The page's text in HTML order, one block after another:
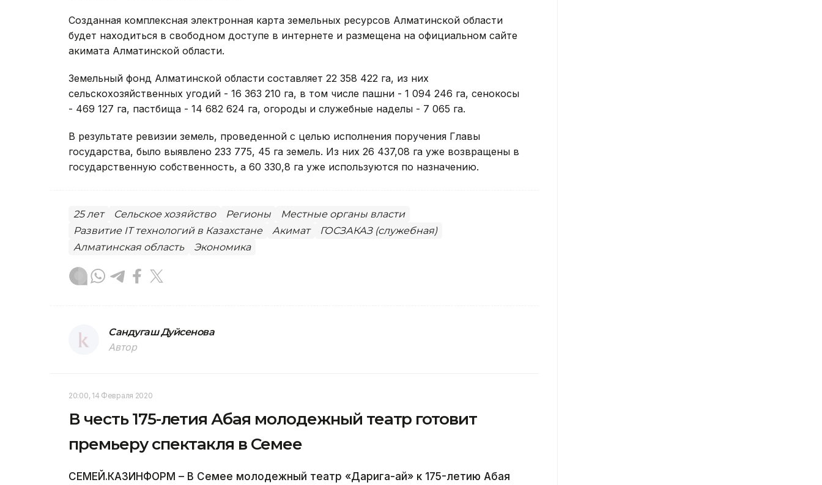
Созданная комплексная электронная карта земельных ресурсов Алматинской области
будет находиться в свободном доступе в интернете и размещена на официальном сайте
акимата Алматинской области.
Земельный фонд Алматинской области составляет 22 358 422 га, из них
сельскохозяйственных угодий - 16 363 210 га, в том числе пашни - 1 094 246 га, сенокосы
- 469 127 га, пастбища - 14 682 624 га, огороды и служебные наделы - 7 065 га.
В результате ревизии земель, проведенной с целью исполнения поручения Главы
государства, было выявлено 233 775, 45 га земель. Из них 26 437,08 га уже возвращены в
государственную собственность, а 60 330,8 га уже используются по назначению.
25 лет Сельское хозяйство Регионы
Местные органы власти
Развитие IT технологий в Казахстане
Акимат
ГОСЗАКАЗ (служебная)
Алматинская область
Экономика
Сандугаш Дуйсенова
Автор
20:00, 14 Февраля 2020
В честь 175-летия Абая молодежный театр готовит
премьеру спектакля в Семее
СЕМЕЙ.КАЗИНФОРМ – В Семее молодежный театр «Дарига-ай» к 175-летию Абая